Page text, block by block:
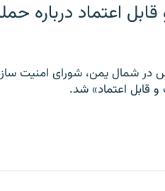
اعتماد درباره
در شمال یمن، شورای امنیت
قابل اعتماد» شد.